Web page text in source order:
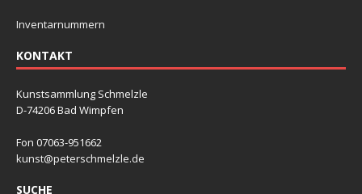
Inventarnummern
KONTAKT
Kunstsammlung Schmelzle
D-74206 Bad Wimpfen
Fon 07063-951662
kunst@peterschmelzle.de
SUCHE